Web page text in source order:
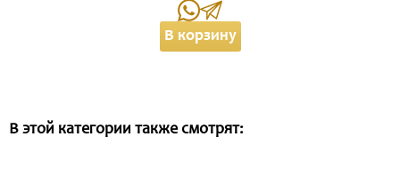
В корзину
В этой категории также смотрят: